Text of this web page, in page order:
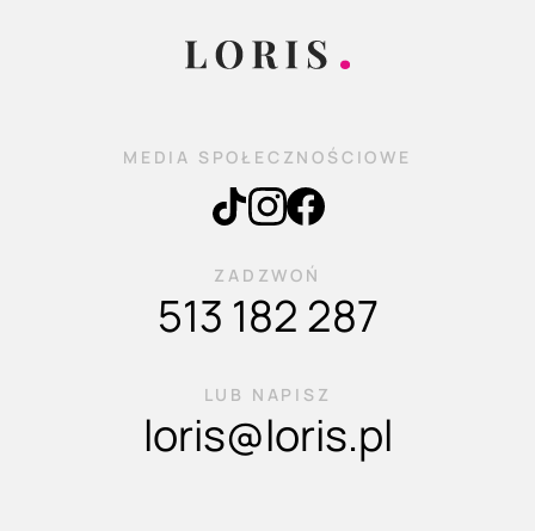
MEDIA SPOŁECZNOŚCIOWE
ZADZWOŃ
513 182 287
LUB NAPISZ
loris@loris.pl